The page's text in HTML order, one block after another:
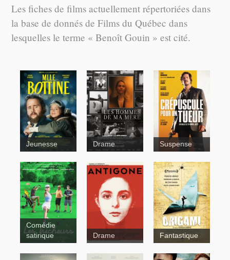
Les fiches de films actuellement répertoriées dans
la base de donnés de Films du Québec dans
lesquelles le terme « Benoît Gouin » est cité.
Bach et
Bottine
Contes pour
tous
Jeunesse Drame Suspense
Comédie
satirique
Drame Origami
Fantastique